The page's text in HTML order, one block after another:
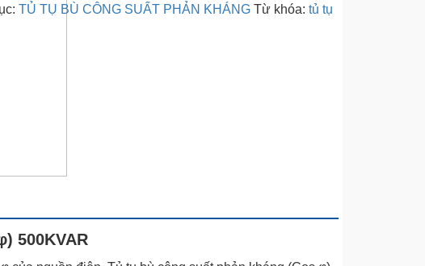
TỦ TỤ BÙ CÔNG SUẤT PHẢN KHÁNG Từ khóa:tủ tụ
500KVAR